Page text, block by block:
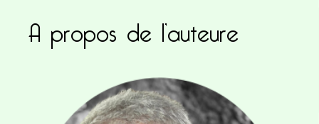
A propos de l’auteure